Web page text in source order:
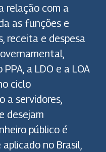
relação com a
as funções e
receita e despesa
a LDO e a LOA
ciclo
a servidores,
desejam
público é
no Brasil,